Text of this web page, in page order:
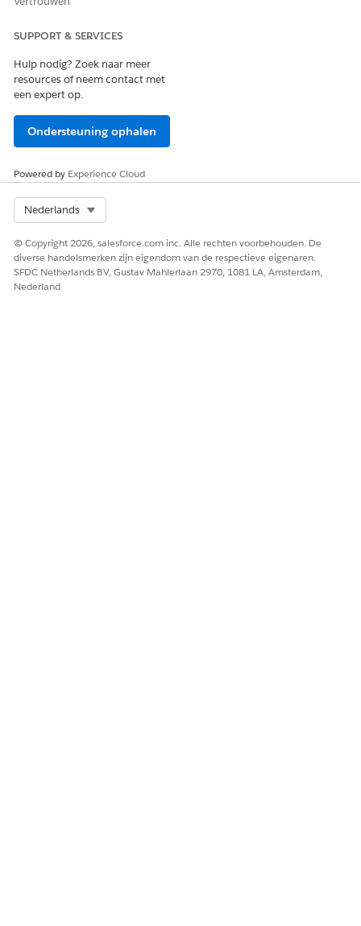
Laat ons weten wat we kunnen doen om te verbeteren!
SUPPORT & SERVICES
Hulp nodig? Zoek naar meer
resources of neem contact met
een expert op.
Ondersteuning ophalen
Powered by Experience Cloud
Nederlands
© Copyright 2026, salesforce.com inc. Alle rechten voorbehouden. De
diverse handelsmerken zijn eigendom van de respectieve eigenaren.
SFDC Netherlands BV, Gustav Mahlerlaan 2970, 1081 LA, Amsterdam,
Nederland